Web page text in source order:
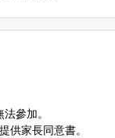
參加。
供家長同意書。